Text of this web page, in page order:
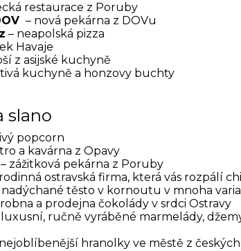
restaurace z Poruby
– nová pekárna z DOVu
– neapolská pizza
Havaje
z asijské kuchyně
kuchyně a honzovy buchty
slano
popcorn
a kavárna z Opavy
– zážitková pekárna z Poruby
ostravská firma, která vás rozpálí
nadýchané těsto v kornoutu v mnoha
a prodejna čokolády v srdci Ostravy
luxusní, ručně vyráběné marmelády,
hranolky ve městě z